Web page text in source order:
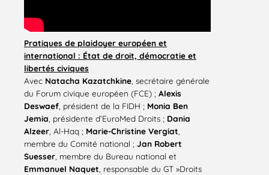
Pratiques de plaidoyer européen et
international : État de droit, démocratie et
libertés civiques
Avec Natacha Kazatchkine , secrétaire générale
du Forum civique européen (FCE) ; Alexis
Deswaef , président de la FIDH ; Monia Ben
Jemia , présidente d’EuroMed Droits ; Dania
Alzeer , Al-Haq ; Marie-Christine Vergiat
membre du Comité national ; Jan Robert
Suesser , membre du Bureau national et
Emmanuel Naquet , responsable du GT »Droits